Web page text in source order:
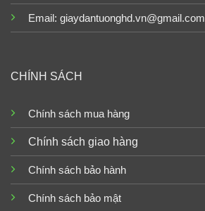
Email: giaydantuonghd.vn@gmail.com
CHÍNH SÁCH
Chính sách mua hàng
Chính sách giao hàng
Chính sách bảo hành
Chính sách bảo mật